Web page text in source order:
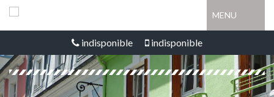
MENU
indisponible indisponible